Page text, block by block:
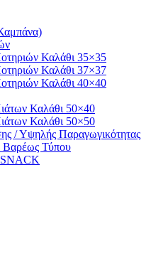
Καλάθι 35×35
Καλάθι 37×37
Καλάθι 40×40
Καλάθι 50×40
Καλάθι 50×50
/ Υψηλής Παραγωγικότητας
Βαρέως Τύπου